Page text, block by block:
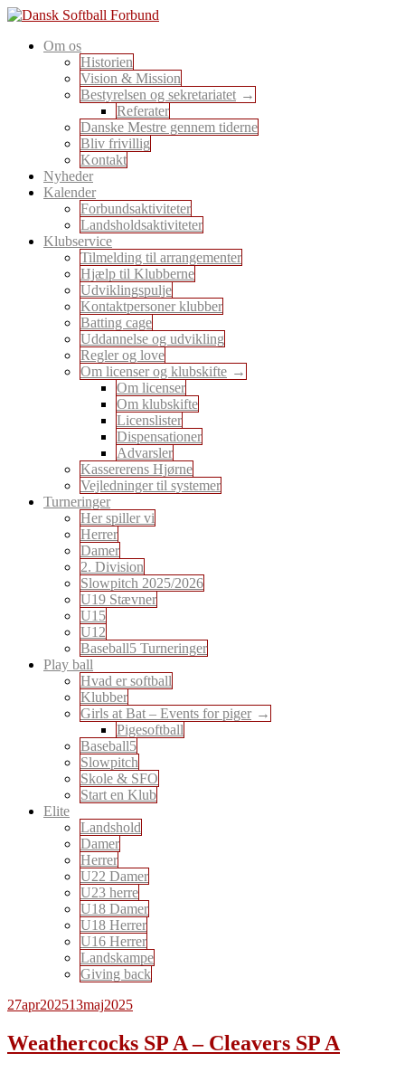
Skip
content
Dansk Softball Forbund
En sport for alle
Om os
Historien
Vision & Mission
Bestyrelsen og sekretariatet
Referater
Danske Mestre gennem tiderne
Bliv frivillig
Kontakt
Nyheder
Kalender
Forbundsaktiviteter
Landsholdsaktiviteter
Klubservice
Tilmelding til arrangementer
Hjælp til Klubberne
Udviklingspulje
Kontaktpersoner klubber
Batting cage
Uddannelse og udvikling
Regler og love
Om licenser og klubskifte
Om licenser
Om klubskifte
Licenslister
Dispensationer
Advarsler
Kassererens Hjørne
Vejledninger til systemer
Turneringer
Her spiller vi
Herrer
Damer
2. Division
Slowpitch 2025/2026
U19 Stævner
U15
U12
Baseball5 Turneringer
Play ball
Hvad er softball
Klubber
Girls at Bat – Events for piger
Pigesoftball
Baseball5
Slowpitch
Skole & SFO
Start en Klub
Elite
Landshold
Damer
Herrer
U22 Damer
U23 herre
U18 Damer
U18 Herrer
U16 Herrer
Landskampe
Giving back
27apr202513maj2025
Weathercocks SP A – Cleavers SP A